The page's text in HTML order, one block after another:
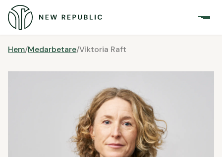
Hem/Medarbetare/Viktoria Raft